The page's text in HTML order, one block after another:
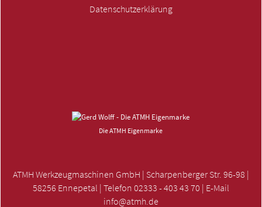
Datenschutzerklärung
Die ATMH Eigenmarke
ATMH Werkzeugmaschinen GmbH | Scharpenberger Str. 96-98 |
58256 Ennepetal | Telefon 02333 - 403 43 70 | E-Mail
info@atmh.de